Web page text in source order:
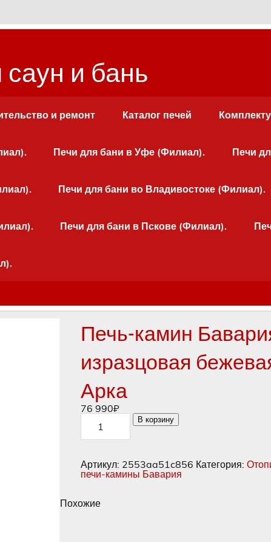
и бань
и ремонт Каталог печей
Печи для бани в Уфе (Филиал). Печи
Печи для бани во Владивостоке (Филиал).
Печи для бани в Пскове (Филиал).
Печь-камин
изразцовая
Арка
76 990₽
Количество
товара
Печь-
изразцовая
бежевая
В корзину
Артикул: 2553aa51c856 Категория:
печи-камины Бавария
Похожие